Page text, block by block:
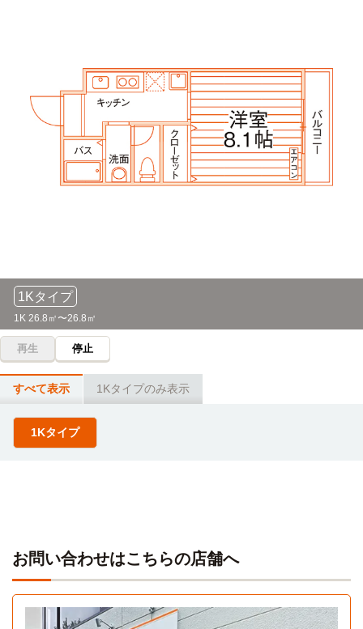
1Kタイプ
1K 26.8㎡〜26.8㎡
再生 停止
すべて表示 1Kタイプのみ表示
1Kタイプ
お問い合わせはこちらの店舗へ